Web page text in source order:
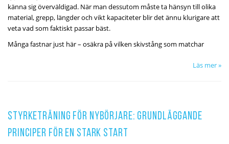
känna sig överväldigad. När man dessutom måste ta hänsyn till olika
material, grepp, längder och vikt kapaciteter blir det ännu klurigare att
veta vad som faktiskt passar bäst.
Många fastnar just här – osäkra på vilken skivstång som matchar
Läs mer »
Styrketräning för nybörjare: Grundläggande
principer för en stark start